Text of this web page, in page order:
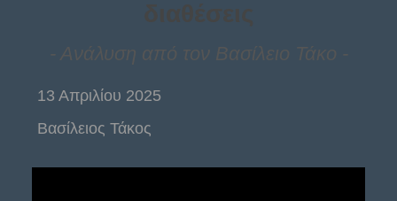
- Aνάλυση από τον Βασίλειο Τάκο -
13 Απριλίου 2025
Βασίλειος Τάκος